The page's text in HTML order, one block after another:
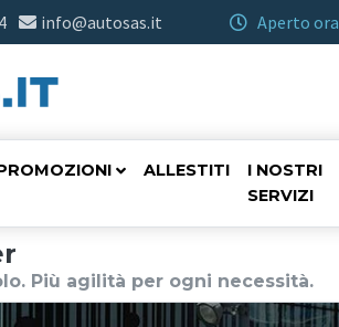
info@autosas.it Aperto ora
ALLESTITI
I NOSTRI
SERVIZI
Più agilità per ogni necessità.